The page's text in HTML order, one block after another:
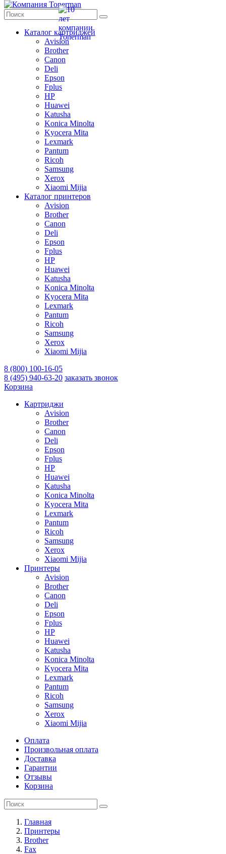
Каталог картриджей
Avision
Brother
Canon
Deli
Epson
Fplus
HP
Huawei
Katusha
Konica Minolta
Kyocera Mita
Lexmark
Pantum
Ricoh
Samsung
Xerox
Xiaomi Mijia
Каталог принтеров
Avision
Brother
Canon
Deli
Epson
Fplus
HP
Huawei
Katusha
Konica Minolta
Kyocera Mita
Lexmark
Pantum
Ricoh
Samsung
Xerox
Xiaomi Mijia
8 (800) 100-16-05
8 (495) 940-63-20 заказать звонок
Корзина
Картриджи
Avision
Brother
Canon
Deli
Epson
Fplus
HP
Huawei
Katusha
Konica Minolta
Kyocera Mita
Lexmark
Pantum
Ricoh
Samsung
Xerox
Xiaomi Mijia
Принтеры
Avision
Brother
Canon
Deli
Epson
Fplus
HP
Huawei
Katusha
Konica Minolta
Kyocera Mita
Lexmark
Pantum
Ricoh
Samsung
Xerox
Xiaomi Mijia
Оплата
Произвольная оплата
Доставка
Гарантии
Отзывы
Корзина
Главная
Принтеры
Brother
Fax